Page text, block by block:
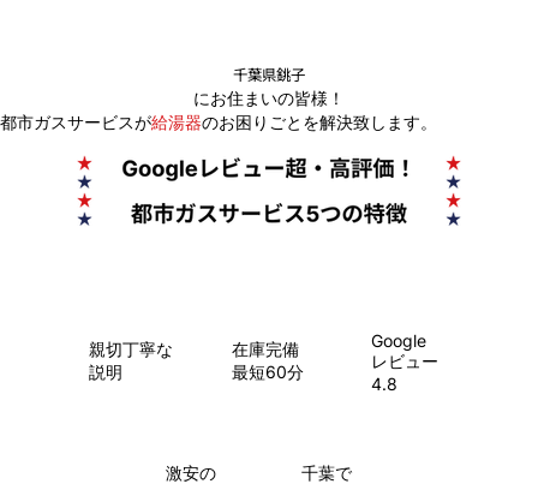
にお住まいの皆様！
千葉県銚子
都市ガスサービスが給湯器のお困りごとを解決致します。
親切丁寧な
説明
在庫完備
最短60分
Google
レビュー
4.8
​激安の
千葉で